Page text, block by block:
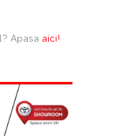
Apasa aici!